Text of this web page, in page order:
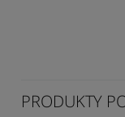
PRODUKTY